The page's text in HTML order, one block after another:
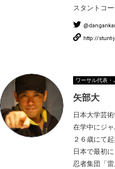
スタントコ
http://
ワーサル代表
矢部大
日本大学芸
在学中にジ
２６歳にて起
日本で最初
忍者集団「